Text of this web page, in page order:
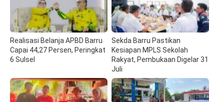
Realisasi Belanja APBD Barru
Capai 44,27 Persen, Peringkat
6 Sulsel
Sekda Barru Pastikan
Kesiapan MPLS Sekolah
Rakyat, Pembukaan Digelar 31
Juli